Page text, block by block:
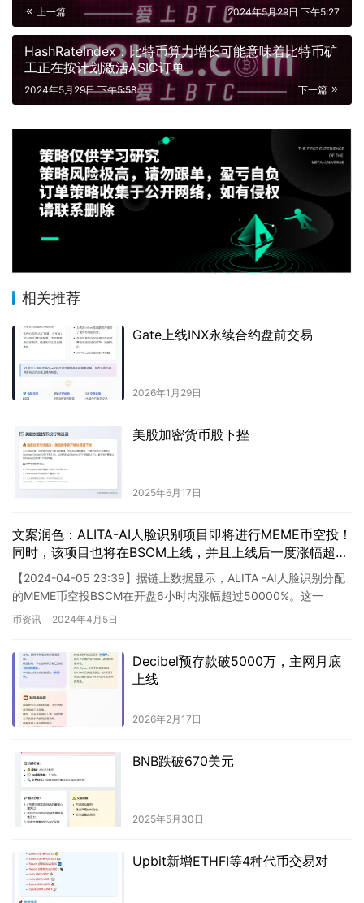
上一篇 2024年5月29日 下午5:27
HashRateIndex：比特币算力增长可能意味着比特币矿
工正在按计划激活ASIC订单
下一篇
2024年5月29日 下午5:58
相关推荐
Gate上线INX永续合约盘前交易
2026年1月29日
美股加密货币股下挫
2025年6月17日
文案润色：ALITA-AI人脸识别项目即将进行MEME币空投！
同时，该项目也将在BSCM上线，并且上线后一度涨幅超过
500倍！
【2024-04-05 23:39】据链上数据显示，ALITA -AI人脸识别分配
的MEME币空投BSCM在开盘6小时内涨幅超过50000%。这一
MEME币空投由ALITA AI人…
币资讯 2024年4月5日
Decibel预存款破5000万，主网月底
上线
2026年2月17日
BNB跌破670美元
2025年5月30日
Upbit新增ETHFI等4种代币交易对